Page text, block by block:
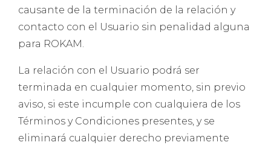
causante de la terminación de la relación y
contacto con el Usuario sin penalidad alguna
para ROKAM.
La relación con el Usuario podrá ser
terminada en cualquier momento, sin previo
aviso, si este incumple con cualquiera de los
Términos y Condiciones presentes, y se
eliminará cualquier derecho previamente